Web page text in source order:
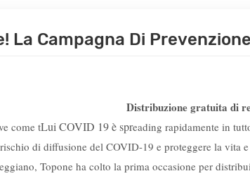
La Campagna Di
Distribuzione gratuita di
come tLuiCOVID 19è spreading rapidamente in
di diffusione del COVID-19 e proteggere la vita
Topone ha colto la prima occasione per